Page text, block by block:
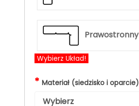
Prawostronny
Wybierz Układ!
* Materiał (siedzisko i oparcie)